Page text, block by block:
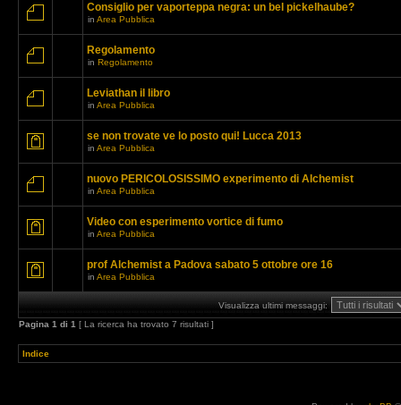
Consiglio per vaporteppa negra: un bel pickelhaube?
in Area Pubblica
Regolamento
in Regolamento
Leviathan il libro
in Area Pubblica
se non trovate ve lo posto qui! Lucca 2013
in Area Pubblica
nuovo PERICOLOSISSIMO experimento di Alchemist
in Area Pubblica
Video con esperimento vortice di fumo
in Area Pubblica
prof Alchemist a Padova sabato 5 ottobre ore 16
in Area Pubblica
Visualizza ultimi messaggi:
Pagina 1 di 1 [ La ricerca ha trovato 7 risultati ]
Indice